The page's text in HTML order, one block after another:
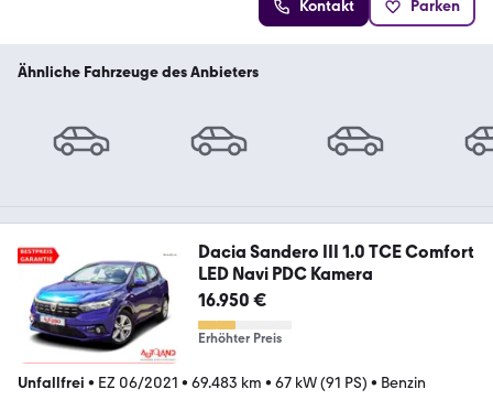
Kontakt Parken
Ähnliche Fahrzeuge des Anbieters
Dacia Sandero III 1.0 TCE Comfort
LED Navi PDC Kamera
16.950 €
Erhöhter Preis
Unfallfrei • EZ 06/2021 • 69.483 km • 67 kW (91 PS) • Benzin